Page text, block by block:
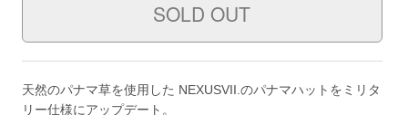
天然のパナマ草を使用した NEXUSVII.のパナマハットをミリタ
リー仕様にアップデート。